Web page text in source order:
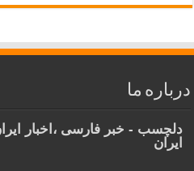
درباره ما
دلچسب - خبر فارسی ،اخبار
ایران